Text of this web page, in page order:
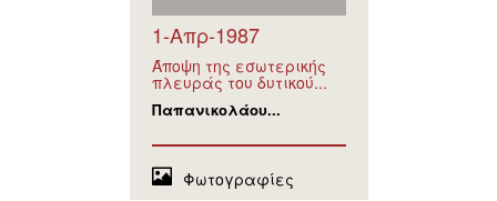
1-Απρ-1987
Άποψη της εσωτερικής
πλευράς του δυτικού...
Παπανικολάου...
Φωτογραφίες